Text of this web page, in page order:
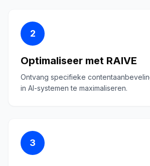
2
Optimaliseer met RAIVE
Ontvang specifieke
in AI-systemen te maximaliseren.
3